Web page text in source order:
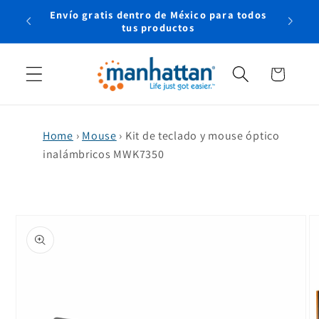
directamente
Envío gratis dentro de México para todos
tus productos
Carrito
Home › Mouse › Kit de teclado y mouse óptico
inalámbricos MWK7350
a la
información